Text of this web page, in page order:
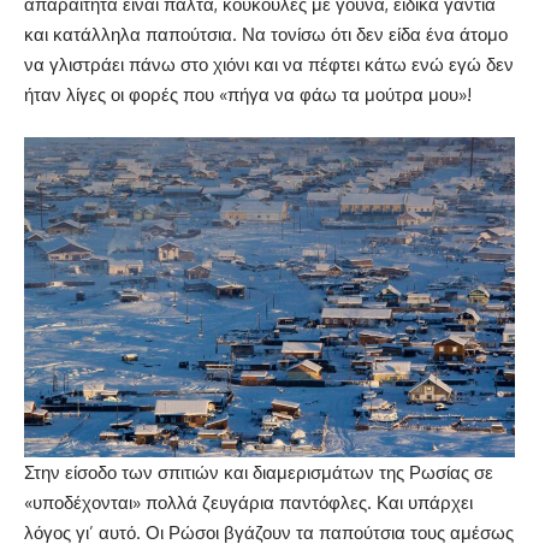
και κατάλληλα παπούτσια. Να τονίσω ότι δεν είδα ένα άτομο
να γλιστράει πάνω στο χιόνι και να πέφτει κάτω ενώ εγώ δεν
ήταν λίγες οι φορές που «πήγα να φάω τα μούτρα μου»!
Στην είσοδο των σπιτιών και διαμερισμάτων της Ρωσίας σε
«υποδέχονται» πολλά ζευγάρια παντόφλες. Και υπάρχει
λόγος γι’ αυτό. Οι Ρώσοι βγάζουν τα παπούτσια τους αμέσως